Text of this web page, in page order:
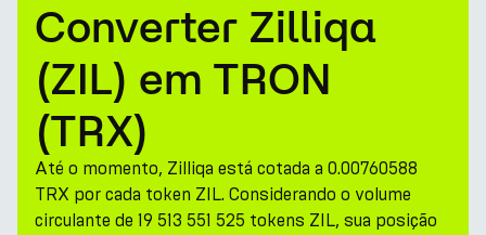
Mercados
Calculadoras
PARK Token
Recursos
Empresa
Converter Zilliqa
(ZIL) em TRON
(TRX)
Até o momento, Zilliqa está cotada a 0.00760588
TRX por cada token ZIL. Considerando o volume
circulante de 19 513 551 525 tokens ZIL, sua posição